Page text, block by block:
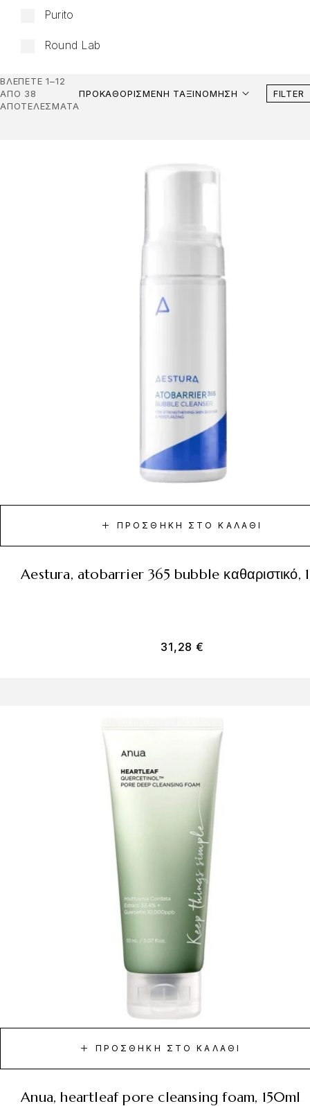
Purito
Round Lab
ΒΛΈΠΕΤΕ 1–12
ΑΠΌ 38
ΑΠΟΤΕΛΈΣΜΑΤΑ
ΠΡΟΚΑΘΟΡΙΣΜΈΝΗ ΤΑΞΙΝΌΜΗΣΗ FILTER
ΠΡΟΣΘΉΚΗ ΣΤΟ ΚΑΛΆΘΙ
aestura, atobarrier 365 bubble καθαριστικό,
31,28 €
ΠΡΟΣΘΉΚΗ ΣΤΟ ΚΑΛΆΘΙ
anua, heartleaf pore cleansing foam, 150ml